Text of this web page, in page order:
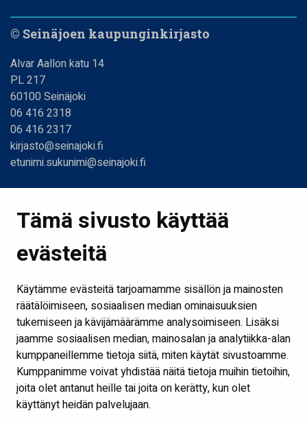
Tämä sivusto käyttää
evästeitä
Käytämme evästeitä tarjoamamme sisällön ja mainosten
räätälöimiseen, sosiaalisen median ominaisuuksien
tukemiseen ja kävijämäärämme analysoimiseen. Lisäksi
jaamme sosiaalisen median, mainosalan ja analytiikka-alan
kumppaneillemme tietoja siitä, miten käytät sivustoamme.
Kumppanimme voivat yhdistää näitä tietoja muihin tietoihin,
joita olet antanut heille tai joita on kerätty, kun olet
käyttänyt heidän palvelujaan.
© Seinäjoen kaupunginkirjasto
Alvar Aallon katu 14
PL 217
60100 Seinäjoki
06 416 2318
06 416 2317
kirjasto@seinajoki.fi
etunimi.sukunimi@seinajoki.fi
Kirjastot ja aukioloajat
Ota yhteyttä
Verkkokirjasto
Kaikki kirjaston some-kanavat
Näytä evästeasetukseni
Seuraa meitä